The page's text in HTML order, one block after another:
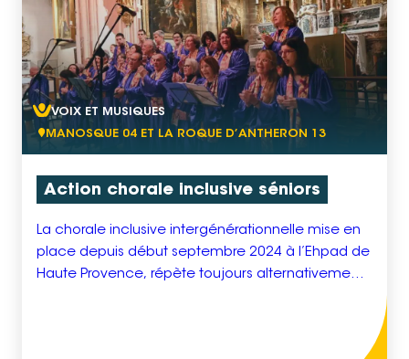
VOIX ET MUSIQUES
MANOSQUE 04 ET LA ROQUE D’ANTHERON 13
Action chorale inclusive séniors
La chorale inclusive intergénérationnelle mise en
place depuis début septembre 2024 à l’Ehpad de
Haute Provence, répète toujours alternativement